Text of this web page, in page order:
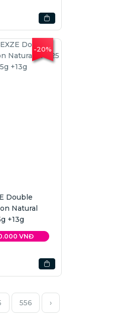
-20%
Double
Natural
+13g
VNĐ
556 ›